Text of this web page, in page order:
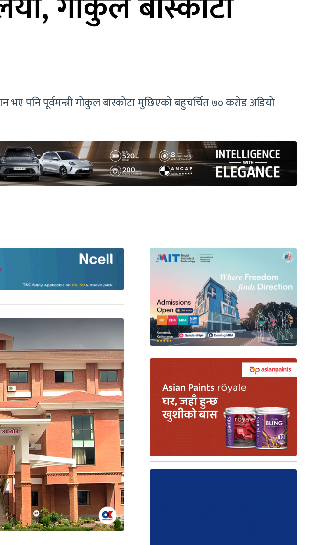
भए पनि पूर्वमन्त्री गोकुल बास्कोटा मुछिएको बहुचर्चित ७० करोड अडियो